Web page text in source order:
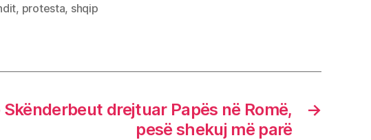
, protesta, shqip
→
Skënderbeut drejtuar Papës në Romë,
pesë shekuj më parë